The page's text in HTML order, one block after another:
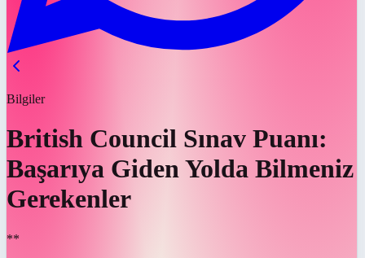
Bilgiler
British Council Sınav Puanı:
Başarıya Giden Yolda Bilmeniz
Gerekenler
**